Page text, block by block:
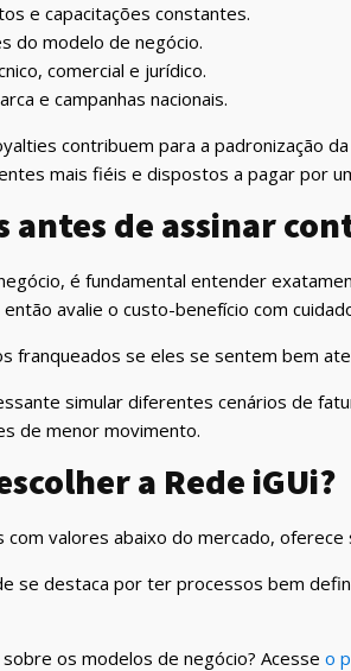
e capacitações constantes.
do modelo de negócio.
comercial e jurídico.
e campanhas nacionais.
contribuem para a padronização
mais fiéis e dispostos a pagar por
antes de assinar
é fundamental entender
avalie o custo-benefício com
franqueados se eles se sentem bem
simular diferentes cenários de
de menor movimento.
a Rede iGUi?
com valores abaixo do mercado,
se destaca por ter processos bem
os modelos de negócio? Acesse o